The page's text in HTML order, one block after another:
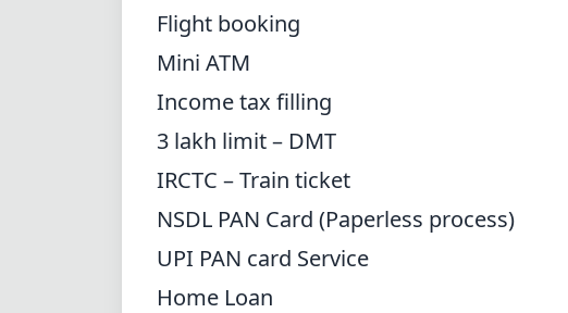
Flight booking
Mini ATM
Income tax filling
3 lakh limit – DMT
IRCTC – Train ticket
NSDL PAN Card (Paperless process)
UPI PAN card Service
Home Loan